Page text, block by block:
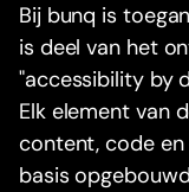
Bij bunq is
is deel van het
"accessibility by
Elk element van
content, code
basis